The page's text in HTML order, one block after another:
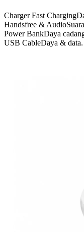
Charger Fast Charging
Handsfree & Audio
Power BankDaya
USB CableDaya &